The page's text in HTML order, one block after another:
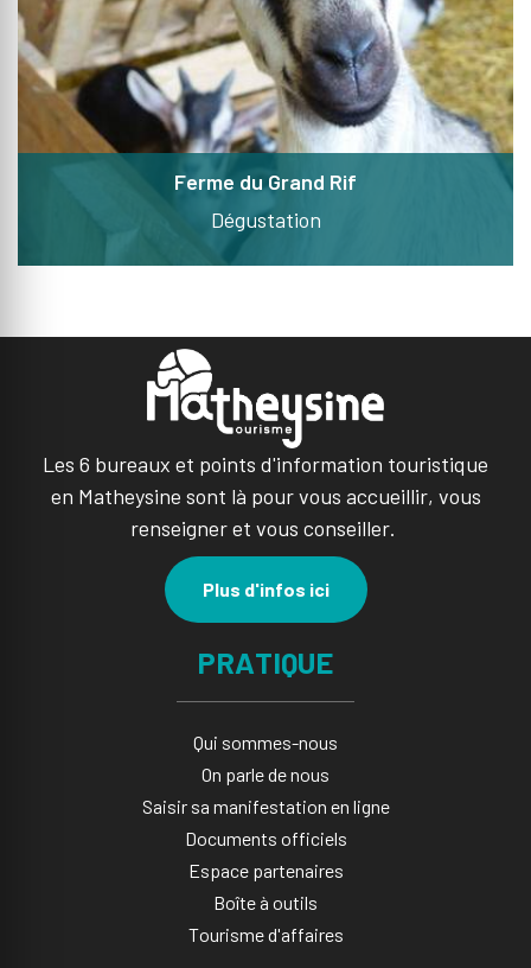
Ferme du Grand Rif
Dégustation
Les 6 bureaux et points d'information touristique
en Matheysine sont là pour vous accueillir, vous
renseigner et vous conseiller.
Plus d'infos ici
PRATIQUE
Qui sommes-nous
On parle de nous
Saisir sa manifestation en ligne​
Documents officiels
Espace partenaires
Boîte à outils
Tourisme d'affaires